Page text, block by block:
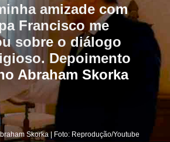
amizade com
Francisco me
sobre o diálogo
Depoimento
Abraham Skorka
Skorka | Foto: Reprodução/Youtube